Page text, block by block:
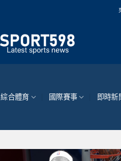
來自世界各地的
綜合體育 國際賽事 即時新